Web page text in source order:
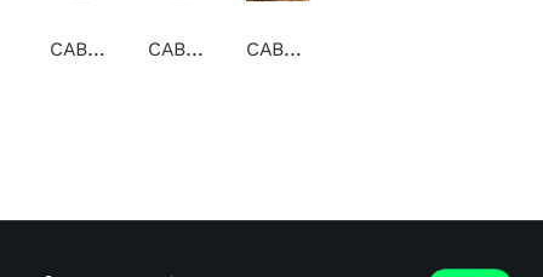
CABLE ACERO 19x7 3/4" A/ACERO NEGRO C/GRASA NO ROTATORIO CALIDAD 1960 TRD CABLE ACERO 19x7 1/4" A/ACERO NEGRO C/GRASA,NO ROTATORIO CALIDAD 1960 TRD CABLE ACERO 19x7 1/2" A/ACERO NEGRO C/GRASA, NO ROTATORIO CALIDAD 1960 TRD